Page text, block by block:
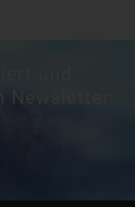
Newsletter: